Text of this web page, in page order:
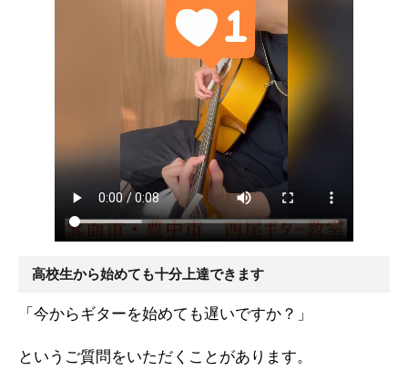
高校生から始めても十分上達できます
「今からギターを始めても遅いですか？」
というご質問をいただくことがあります。